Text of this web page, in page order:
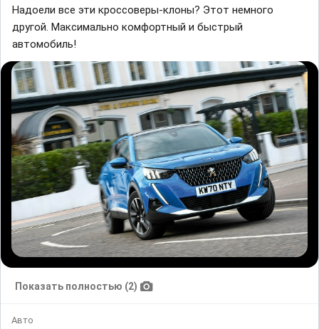
Надоели все эти кроссоверы-клоны? Этот немного
другой. Максимально комфортный и быстрый
автомобиль!
Показать полностью (2)
Авто